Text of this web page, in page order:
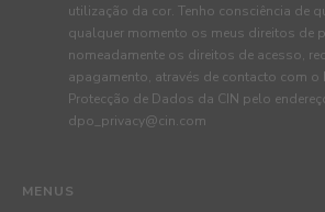
MENUS
utilização da cor. Tenho consciência de
qualquer momento os meus direitos de
nomeadamente os direitos de acesso,
apagamento, através de contacto com o
Protecção de Dados da CIN pelo
dpo_privacy@cin.com